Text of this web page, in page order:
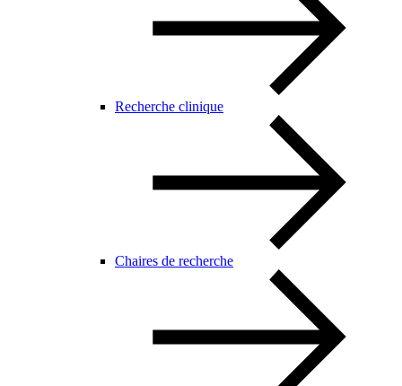
Recherche clinique
Chaires de recherche